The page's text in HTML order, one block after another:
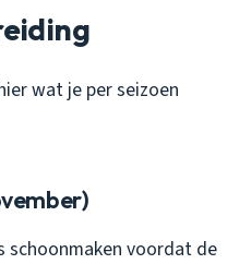
wat je per seizoen
schoonmaken voordat de